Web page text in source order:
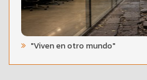
"Viven en otro mundo"